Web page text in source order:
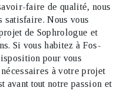
faire de qualité, nous
satisfaire. Nous vous
de Sophrologue et
Si vous habitez à Fos-
pour vous
à votre projet
avant tout notre passion et